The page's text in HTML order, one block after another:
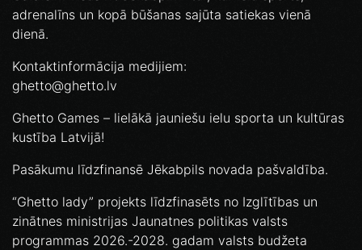
adrenalīns un kopā būšanas sajūta satiekas vienā
dienā.
Kontaktinformācija medijiem:
ghetto@ghetto.lv
Ghetto Games – lielākā jauniešu ielu sporta un kultūras
kustība Latvijā!
Pasākumu līdzfinansē Jēkabpils novada pašvaldība.
“Ghetto lady” projekts līdzfinasēts no Izglītības un
zinātnes ministrijas Jaunatnes politikas valsts
programmas 2026.-2028. gadam valsts budžeta